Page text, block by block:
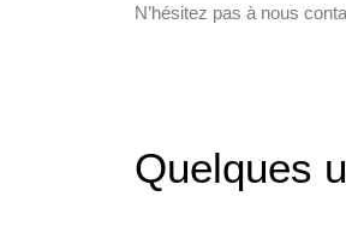
N’hésitez pas à nous
Quelques